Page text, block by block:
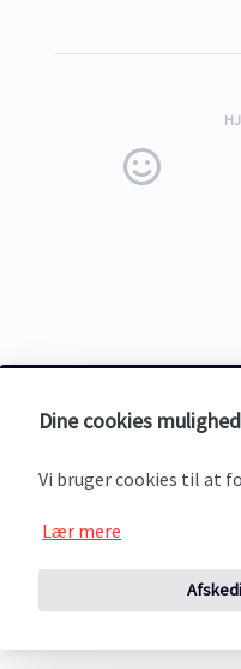
Dine cookies
Vi bruger cookies til at
Lær mere